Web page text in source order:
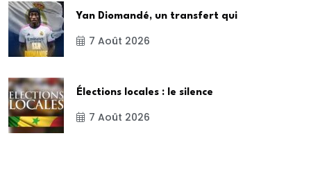
Yan Diomandé, un transfert qui
7 Août 2026
Élections locales : le silence
7 Août 2026